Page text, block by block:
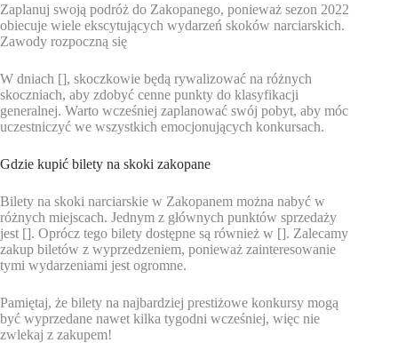
Zaplanuj swoją podróż do Zakopanego, ponieważ sezon 2022
obiecuje wiele ekscytujących wydarzeń skoków narciarskich.
Zawody rozpoczną się
W dniach [], skoczkowie będą rywalizować na różnych
skoczniach, aby zdobyć cenne punkty do klasyfikacji
generalnej. Warto wcześniej zaplanować swój pobyt, aby móc
uczestniczyć we wszystkich emocjonujących konkursach.
Gdzie kupić bilety na skoki zakopane
Bilety na skoki narciarskie w Zakopanem można nabyć w
różnych miejscach. Jednym z głównych punktów sprzedaży
jest []. Oprócz tego bilety dostępne są również w []. Zalecamy
zakup biletów z wyprzedzeniem, ponieważ zainteresowanie
tymi wydarzeniami jest ogromne.
Pamiętaj, że bilety na najbardziej prestiżowe konkursy mogą
być wyprzedane nawet kilka tygodni wcześniej, więc nie
zwlekaj z zakupem!